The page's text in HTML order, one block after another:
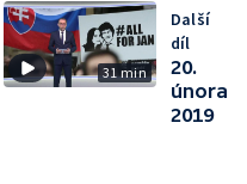
31 min
Další
díl
20.
února
2019